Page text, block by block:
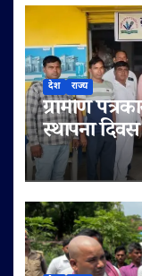
देश राज्य
ग्रामीण
स्थापना